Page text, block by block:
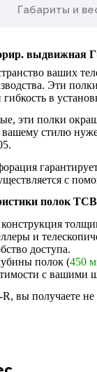
Габариты и
выдвижная
ваших
Эти
гибкость в
эти полки
стилю
с
полок
и
доступа.
полок (450
с вашими
вы получаете не